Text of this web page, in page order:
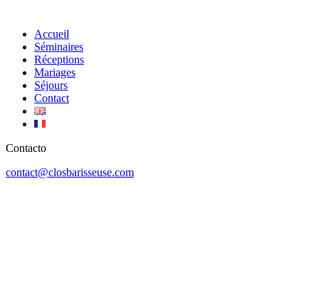
Accueil
Séminaires
Réceptions
Mariages
Séjours
Contact
Contacto
contact@closbarisseuse.com